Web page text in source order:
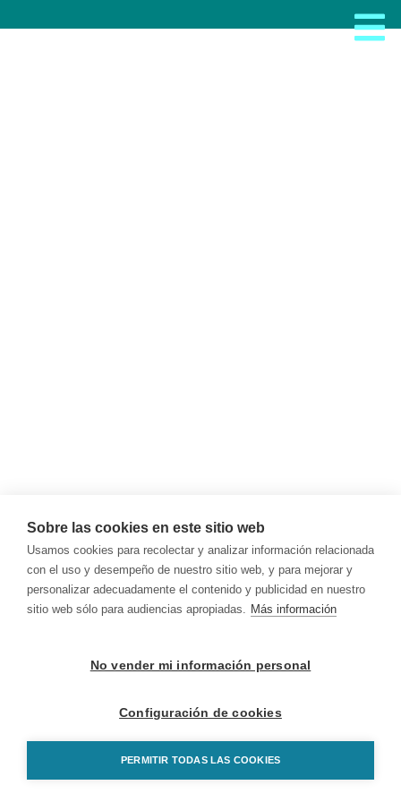
Sobre las cookies en este sitio web
Usamos cookies para recolectar y analizar información relacionada
con el uso y desempeño de nuestro sitio web, y para mejorar y
personalizar adecuadamente el contenido y publicidad en nuestro
sitio web sólo para audiencias apropiadas. Más información
No vender mi información personal
Configuración de cookies
PERMITIR TODAS LAS COOKIES